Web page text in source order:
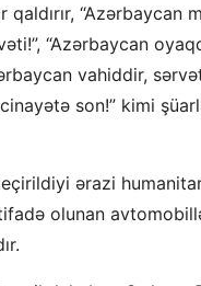
“Azərbaycan
“Azərbaycan
vahiddir,
son!” kimi
ərazi
olunan